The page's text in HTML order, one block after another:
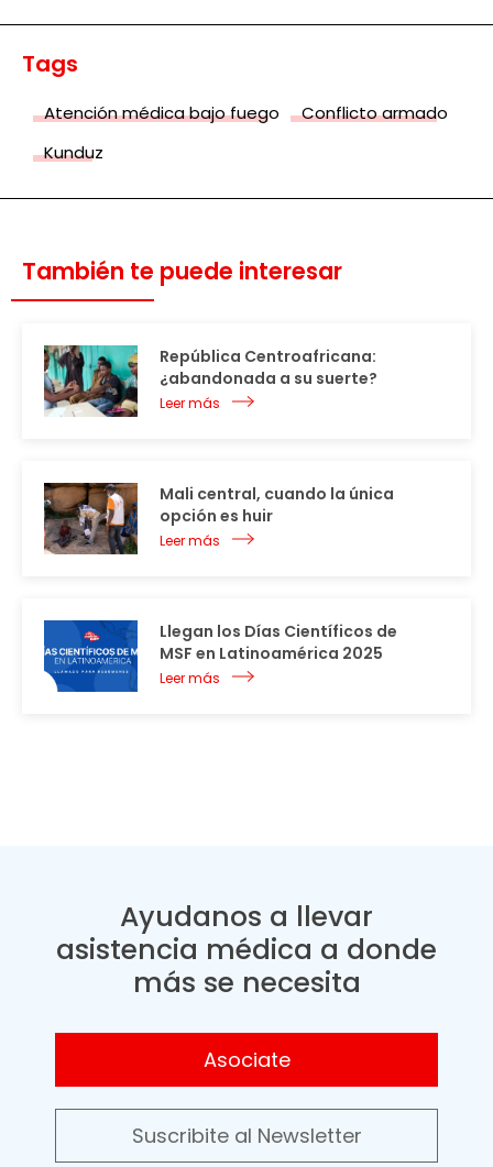
Tags
Atención médica bajo fuego
Conflicto armado
Kunduz
También te puede interesar
República Centroafricana:
¿abandonada a su suerte?
Leer más
Mali central, cuando la única
opción es huir
Leer más
Llegan los Días Científicos de
MSF en Latinoamérica 2025
Leer más
Ayudanos a llevar
asistencia médica a donde
más se necesita
Asociate
Suscribite al Newsletter